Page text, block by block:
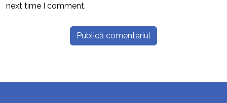
next time I comment.